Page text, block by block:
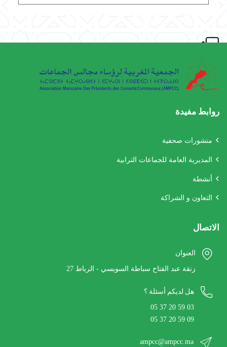
روابط مفيدة
منشورات صحفية
المديرية العامة للجماعات الترابية
أنشطة
التعاون و الشراكة
الاتصال
العنوان
27 زنقة عبد الفتاح سباطة السويسي - الرباط
هل لديكم أسئلة ؟
05 37 20 59 03
05 37 20 59 09
ampcc@ampcc.ma